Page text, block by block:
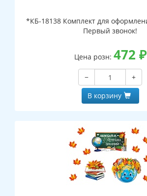
*КБ-18138 Комплект для
Первый звонок!
Цена розн: 472 ₽
−
+
В корзину